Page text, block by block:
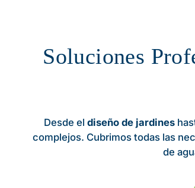
Soluciones
Desde el diseño de jardines
complejos. Cubrimos todas las
de